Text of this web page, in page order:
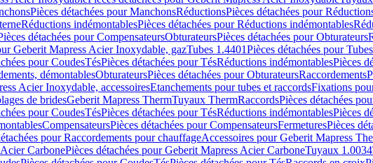
Pièces détachées pour ManchonsRéductionsPièces détachées pour
Réductions indémontablesPièces détachées pour Réductions indémontables
détachées pour CompensateursObturateursPièces détachées pour Obturateurs
Geberit Mapress Acier Inoxydable, gazTubes 1.4401Pièces détachées pour
pour CoudesTésPièces détachées pour TésRéductions indémontablesPièces
démontablesObturateursPièces détachées pour ObturateursRaccordements
Acier Inoxydable, accessoiresEtanchements pour tubes et raccordsFixations
de bridesGeberit Mapress ThermTuyaux ThermRaccordsPièces détachées
pour CoudesTésPièces détachées pour TésRéductions indémontablesPièces
CompensateursPièces détachées pour CompensateursFermeturesPièces
pour Raccordements pour chauffageAccessoires pour Geberit Mapress
CarbonePièces détachées pour Geberit Mapress Acier CarboneTuyaux 1.0034